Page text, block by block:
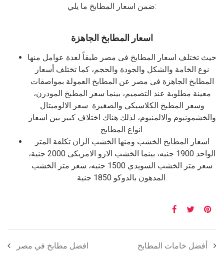
ضمن اسعار المطابخ ما يلي:
اسعار المطابخ الجاهزة
حيث تختلف اسعار المطابخ فى مصر طبقاً لعدة عوامل منها
نوع الخامة والشكل والجودة والحجم، كما تختلف أسعار
المطابخ الجاهزة فى مصر عن المطابخ العمولة بمواصفات
معينة مطلوبة عند التصميم، بينما سعر المطبخ المودرن،
وسعر المطبخ الكلاسيكي والصغيرة سعر الالوميتال
والخشمونيوم والالمنيوم، لذلك هناك اختلاف كبير بين اسعار
انواع المطابخ.
اسعار المطابخ الخشب ومنها الخشب الزان تكلفة المتر
الواحد 1900 جنيه، بينما الخشب الارو الامريكى 2000 جنية،
سعر متر الخشب السويدي 1500 جنيه، سعر متر الخشب
المدهون بالدوكو 1850 جنية.
افضل مطابخ في مصر أفضل خامات المطابخ